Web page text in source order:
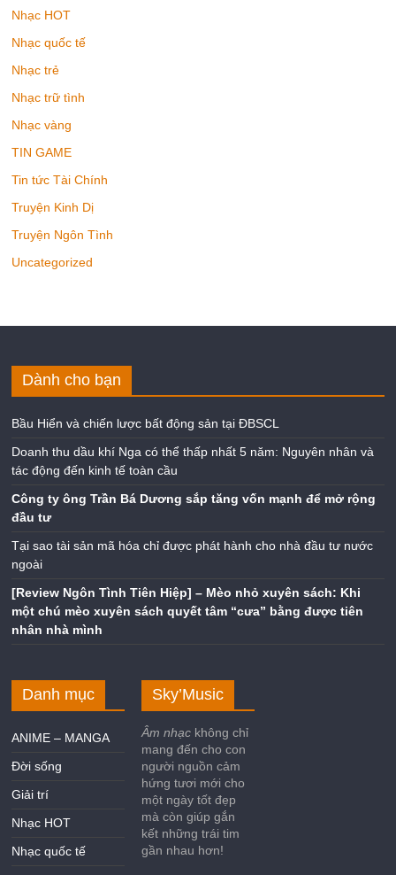
Nhạc HOT
Nhạc quốc tế
Nhạc trẻ
Nhạc trữ tình
Nhạc vàng
TIN GAME
Tin tức Tài Chính
Truyện Kinh Dị
Truyện Ngôn Tình
Uncategorized
Dành cho bạn
Bầu Hiển và chiến lược bất động sản tại ĐBSCL
Doanh thu dầu khí Nga có thể thấp nhất 5 năm: Nguyên nhân và
tác động đến kinh tế toàn cầu
Công ty ông Trần Bá Dương sắp tăng vốn mạnh để mở rộng
đầu tư
Tại sao tài sản mã hóa chỉ được phát hành cho nhà đầu tư nước
ngoài
[Review Ngôn Tình Tiên Hiệp] – Mèo nhỏ xuyên sách: Khi
một chú mèo xuyên sách quyết tâm “cưa” bằng được tiên
nhân nhà mình
Danh mục
ANIME – MANGA
Đời sống
Giải trí
Nhạc HOT
Nhạc quốc tế
Sky’Music
Âm nhạc không chỉ
mang đến cho con
người nguồn cảm
hứng tươi mới cho
một ngày tốt đẹp
mà còn giúp gắn
kết những trái tim
gần nhau hơn!